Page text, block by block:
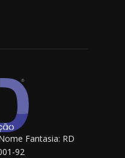
Fantasia: RD
92